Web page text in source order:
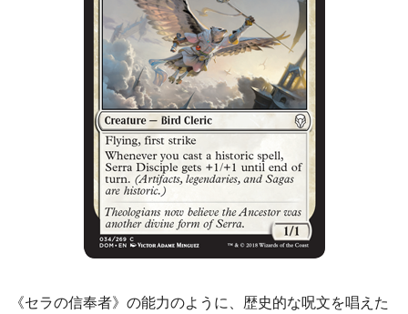
《セラの信奉者》の能力のように、歴史的な呪文を唱えた